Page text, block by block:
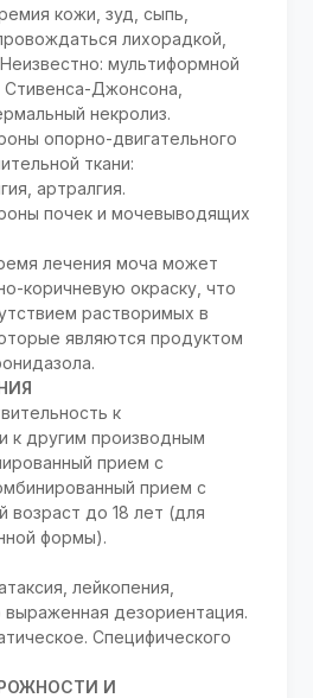
кожи, зуд, сыпь,
лихорадкой,
мультиформной
Джонсона,
некролиз.
опорно-двигательного
ткани:
артралгия.
почек и мочевыводящих
лечения моча может
коричневую окраску, что
растворимых в
являются продуктом
к
к другим производным
прием с
прием с
возраст до 18 лет (для
формы).
лейкопения,
выраженная дезориентация.
Специфического
И